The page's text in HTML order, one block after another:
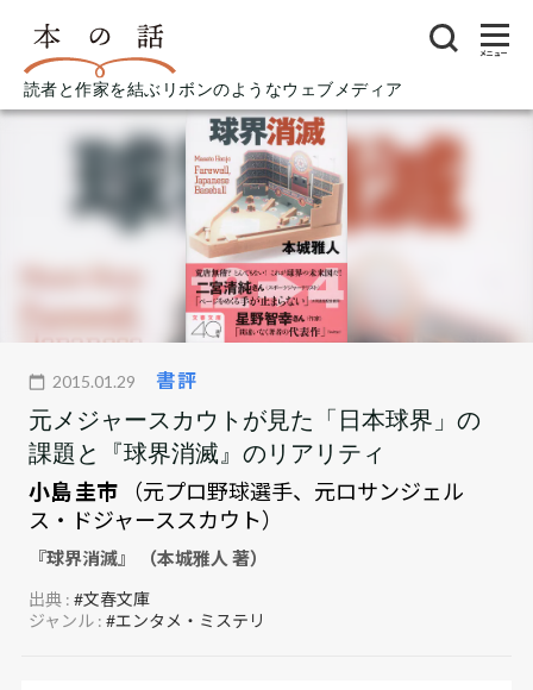
読者と作家を結ぶリボンのようなウェブメディア
メニュー
2015.01.29 書評
元メジャースカウトが見た「日本球界」の
課題と『球界消滅』のリアリティ
小島 圭市
（元プロ野球選手、元ロサンジェル
ス・ドジャーススカウト）
『球界消滅』 （本城雅人 著）
出典 :#文春文庫
ジャンル :#エンタメ・ミステリ